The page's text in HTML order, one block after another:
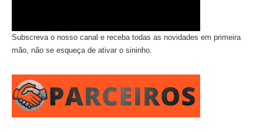
Subscreva o nosso canal e receba todas as novidades em primeira
mão, não se esqueça de ativar o sininho.